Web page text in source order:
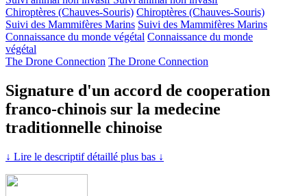
Chiroptères (Chauves-Souris) Chiroptères (Chauves-Souris)
Suivi des Mammifères Marins Suivi des Mammifères Marins
Connaissance du monde végétal Connaissance du monde
végétal
The Drone Connection The Drone Connection
Signature d'un accord de cooperation
franco-chinois sur la medecine
traditionnelle chinoise
↓ Lire le descriptif détaillé plus bas ↓